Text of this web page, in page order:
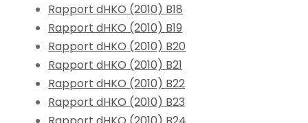
Rapport dHKO (2010) B18
Rapport dHKO (2010) B19
Rapport dHKO (2010) B20
Rapport dHKO (2010) B21
Rapport dHKO (2010) B22
Rapport dHKO (2010) B23